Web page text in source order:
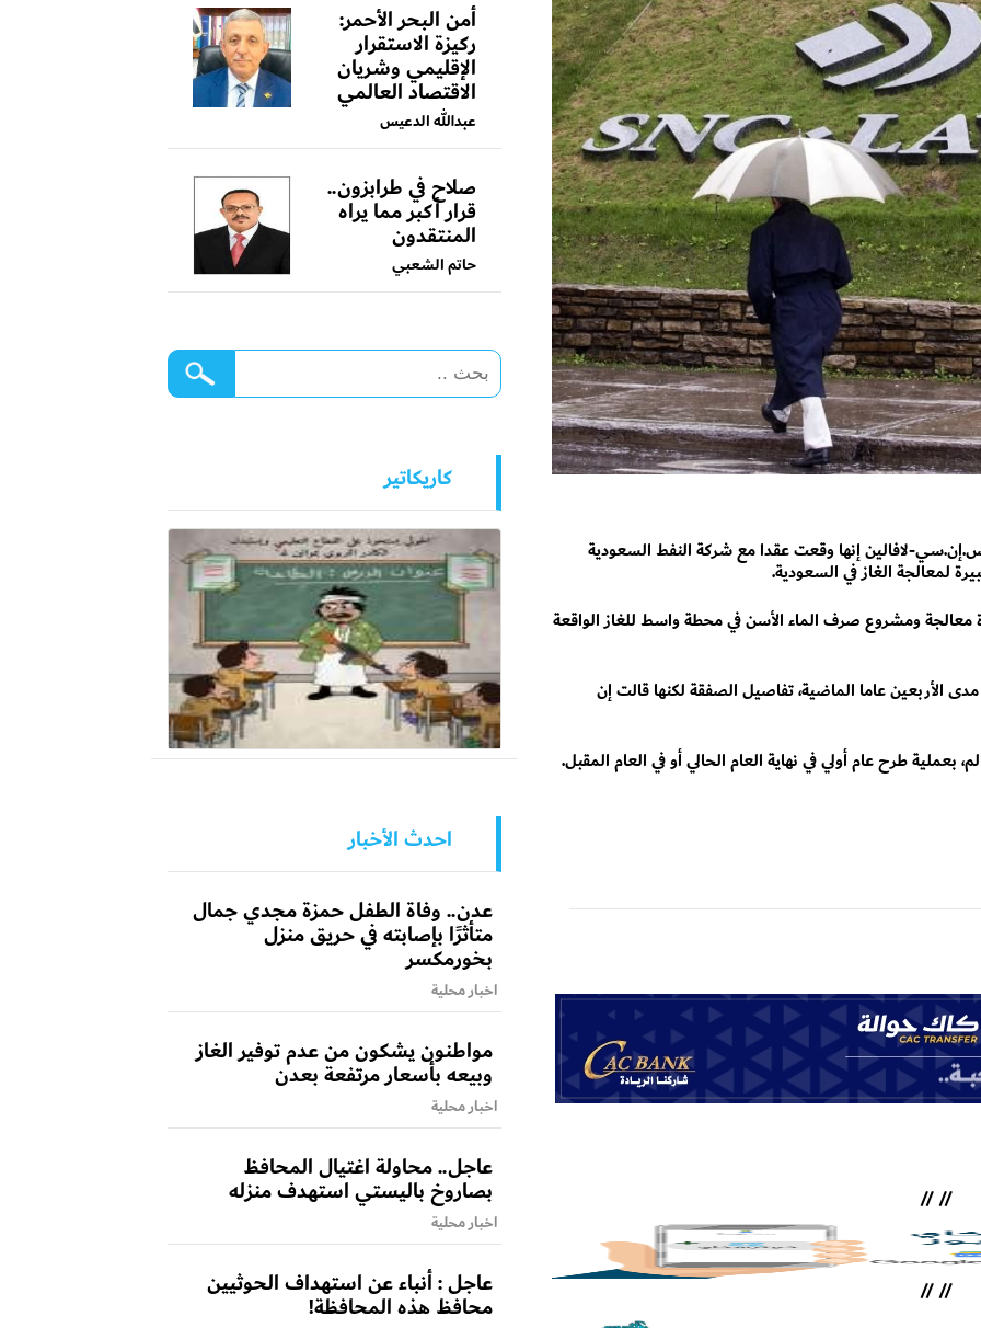
لافالين إنها وقعت عقدا مع شركة النفط السعودية
لمعالجة الغاز في السعودية.
ومشروع صرف الماء الأسن في محطة واسط للغاز الواقعة
الأربعين عاما الماضية، تفاصيل الصفقة لكنها قالت إن
بعملية طرح عام أولي في نهاية العام الحالي أو في العام المقبل.
//
//
//
//
أمن البحر الأحمر:
ركيزة الاستقرار
الإقليمي وشريان
الاقتصاد العالمي
عبدالله الدعيس
صلاح في طرابزون..
قرار أكبر مما يراه
المنتقدون
حاتم الشعبي
كاريكاتير
احدث الأخبار
عدن.. وفاة الطفل حمزة مجدي جمال
متأثرًا بإصابته في حريق منزل
بخورمكسر
اخبار محلية
مواطنون يشكون من عدم توفير الغاز
وبيعه بأسعار مرتفعة بعدن
اخبار محلية
عاجل.. محاولة اغتيال المحافظ
بصاروخ باليستي استهدف منزله
اخبار محلية
عاجل : أنباء عن استهداف الحوثيين
محافظ هذه المحافظة!